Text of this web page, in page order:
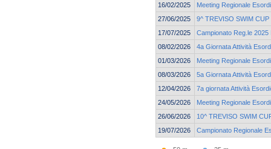
16/02/2025
Meeting Regionale
27/06/2025
9^ TREVISO SWIM CUP
17/07/2025
Campionato Reg.le
08/02/2026
4a Giornata Attività
01/03/2026
Meeting Regionale
08/03/2026
5a Giornata Attività
12/04/2026
7a giornata Attività
24/05/2026
Meeting Regionale
26/06/2026
10^ TREVISO SWIM
19/07/2026
Campionato Regionale